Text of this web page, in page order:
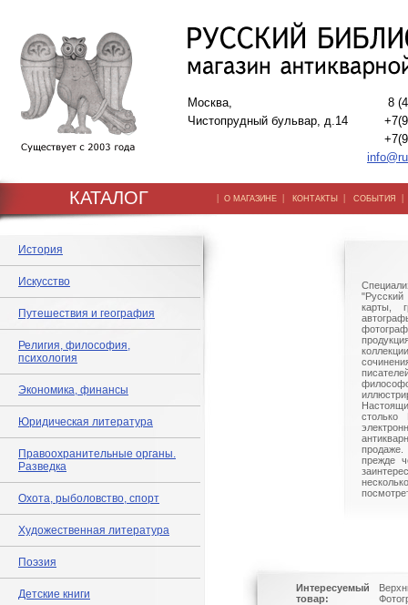
Москва,
Чистопрудный бульвар, д.14
8
КАТАЛОГ | О МАГАЗИНЕ | КОНТАКТЫ | СОБЫТИЯ
История
Искусство
Путешествия и география
Религия, философия,
психология
Экономика, финансы
Юридическая литература
Правоохранительные органы.
Разведка
Охота, рыболовство, спорт
Художественная литература
Поэзия
Детские книги
"Русский
карты,
столько
прежде
Интересуемый
товар: